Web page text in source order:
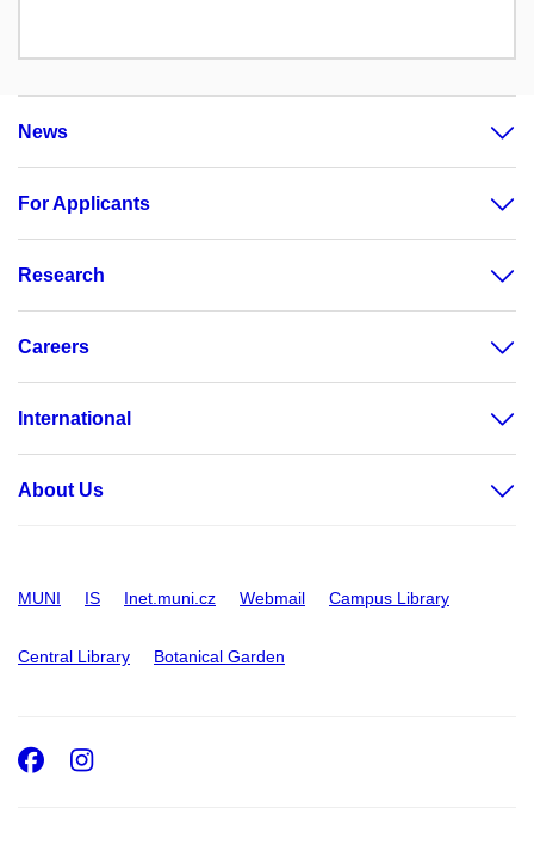
News
For Applicants
Research
Careers
International
About Us
MUNI IS Inet.muni.cz Webmail Campus Library
Central Library Botanical Garden
Facebook
Instagram